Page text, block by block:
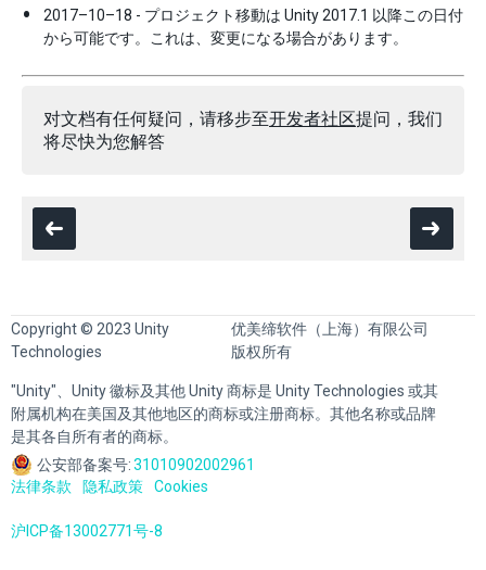
2017–10–18 - プロジェクト移動は Unity 2017.1 以降この日付
から可能です。これは、変更になる場合があります。
对文档有任何疑问，请移步至开发者社区提问，我们
将尽快为您解答
Copyright © 2023 Unity
Technologies
优美缔软件（上海）有限公司
版权所有
"Unity"、Unity 徽标及其他 Unity 商标是 Unity Technologies 或其
附属机构在美国及其他地区的商标或注册商标。其他名称或品牌
是其各自所有者的商标。
公安部备案号:31010902002961
法律条款
隐私政策 Cookies
沪ICP备13002771号-8